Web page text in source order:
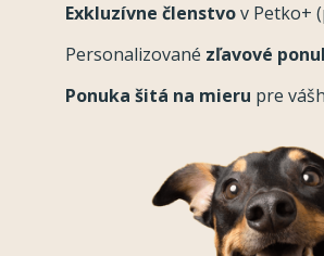
Exkluzívne členstvov Petko+
Personalizované zľavové
Ponuka šitá na mieru pre